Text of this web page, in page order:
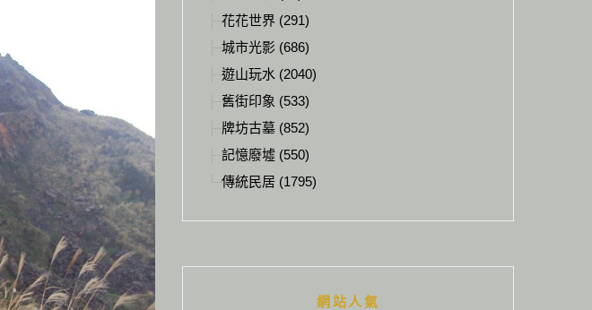
花花世界 (291)
城市光影 (686)
遊山玩水 (2040)
舊街印象 (533)
牌坊古墓 (852)
記憶廢墟 (550)
傳統民居 (1795)
網站人氣